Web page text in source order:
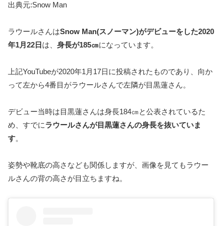
出典元:Snow Man
ラウールさんはSnow Man(スノーマン)がデビューをした2020
年1月22日 は、 身長が185㎝になっています。
上記YouTubeが2020年1月17日に投稿されたものであり、向か
って左から4番目がラウールさんで左隣が目黒蓮さん。
デビュー当時は目黒蓮さんは身長184㎝と公表されているた
め、すでにラウールさんが目黒蓮さんの身長を抜いていま
す。
姿勢や靴底の高さなども関係しますが、画像を見てもラウー
ルさんの背の高さが目立ちますね。